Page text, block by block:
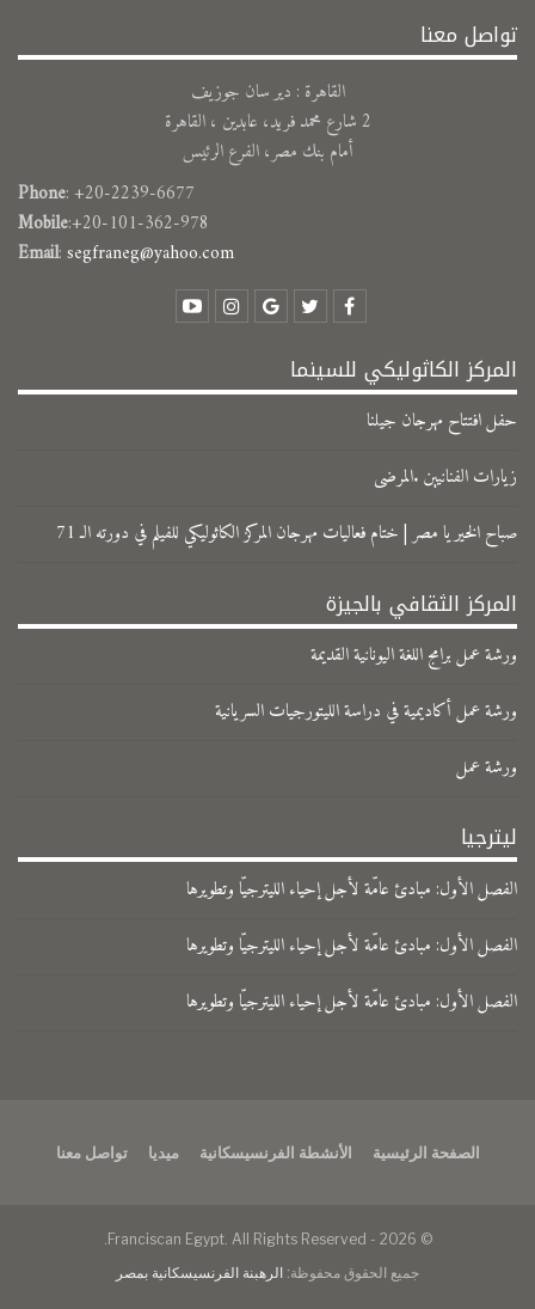
تواصل معنا
القاهرة : دير سان جوزيف
2 شارع محمد فريد، عابدين ، القاهرة
أمام بنك مصر، الفرع الرئيس
Phone: +20-2239-6677
Mobile:+20-101-362-978
Email:segfraneg@yahoo.com
المركز الكاثوليكي للسينما
حفل افتتاح مهرجان جيلنا
زيارات الفنانيين .المرضى
صباح الخير يا مصر | ختام فعاليات مهرجان المركز الكاثوليكي للفيلم في دورته الـ 71
المركز الثقافي بالجيزة
ورشة عمل برامج اللغة اليونانية القديمة
ورشة عمل أكاديمية في دراسة الليتورجيات السريانية
ورشة عمل
ليترجيا
الفصل الأول: مبادئ عامّة لأجل إحياء الليترجيّا وتطويرها
الفصل الأول: مبادئ عامّة لأجل إحياء الليترجيّا وتطويرها
الفصل الأول: مبادئ عامّة لأجل إحياء الليترجيّا وتطويرها
الصفحة الرئيسية الأنشطة الفرنسيسكانية ميديا تواصل معنا
© 2026 - Franciscan Egypt. All Rights Reserved.
جميع الحقوق محفوظة: الرهبنة الفرنسيسكانية بمصر